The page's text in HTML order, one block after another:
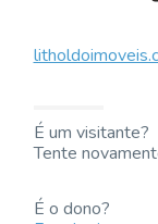
É um visitante?
Tente
É o dono?